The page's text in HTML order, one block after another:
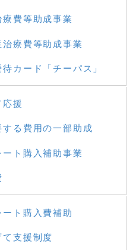
費等助成事業
療費等助成事業
カード「チーパス」
応援
る費用の一部助成
ト購入補助事業
ト購入費補助
支援制度